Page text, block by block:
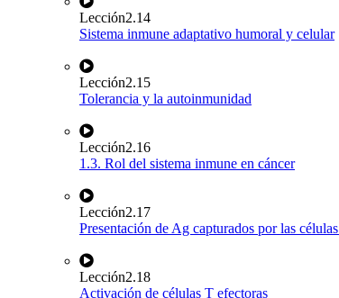
Lección2.14
Sistema inmune adaptativo humoral y celular
Lección2.15
Tolerancia y la autoinmunidad
Lección2.16
1.3. Rol del sistema inmune en cáncer
Lección2.17
Presentación de Ag capturados por las
Lección2.18
Activación de células T efectoras